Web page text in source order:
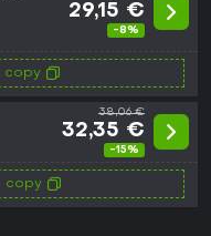
29,15 €
-8%
copy
38,06 €
32,35 €
-15%
copy